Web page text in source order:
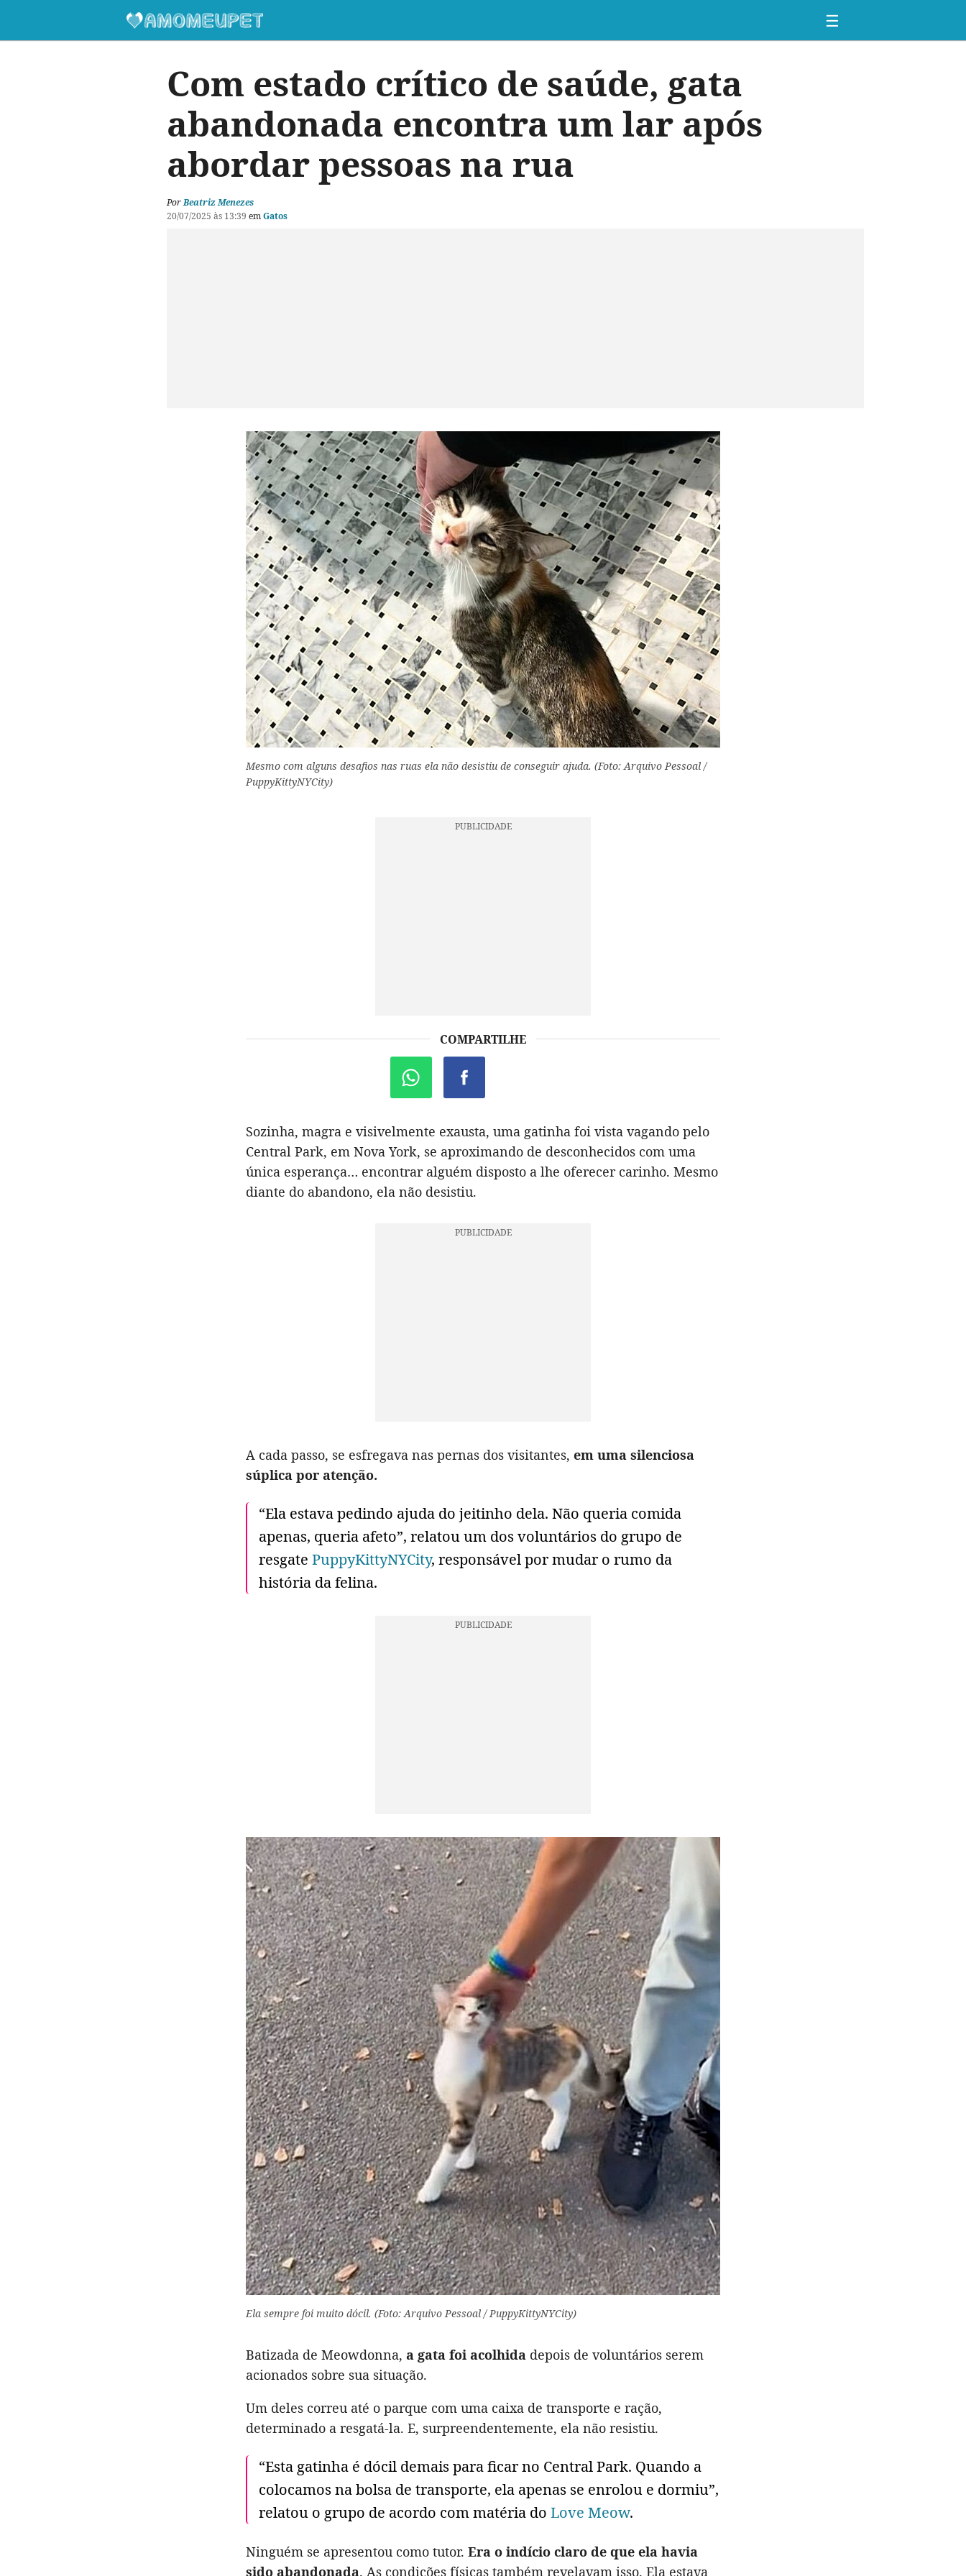
☰
Com estado crítico de saúde, gata
abandonada encontra um lar após
abordar pessoas na rua
PorBeatriz Menezes
20/07/2025 às 13:39 emGatos
Mesmo com alguns desafios nas ruas ela não desistiu de conseguir ajuda. (Foto: Arquivo Pessoal /
PuppyKittyNYCity)
COMPARTILHE
Sozinha, magra e visivelmente exausta, uma gatinha foi vista vagando pelo
Central Park, em Nova York, se aproximando de desconhecidos com uma
única esperança… encontrar alguém disposto a lhe oferecer carinho. Mesmo
diante do abandono, ela não desistiu.
A cada passo, se esfregava nas pernas dos visitantes, em uma silenciosa
súplica por atenção.
“Ela estava pedindo ajuda do jeitinho dela. Não queria comida
apenas, queria afeto”, relatou um dos voluntários do grupo de
resgate PuppyKittyNYCity, responsável por mudar o rumo da
história da felina.
Ela sempre foi muito dócil. (Foto: Arquivo Pessoal / PuppyKittyNYCity)
Batizada de Meowdonna, a gata foi acolhida depois de voluntários serem
acionados sobre sua situação.
Um deles correu até o parque com uma caixa de transporte e ração,
determinado a resgatá-la. E, surpreendentemente, ela não resistiu.
“Esta gatinha é dócil demais para ficar no Central Park. Quando a
colocamos na bolsa de transporte, ela apenas se enrolou e dormiu”,
relatou o grupo de acordo com matéria do Love Meow.
Ninguém se apresentou como tutor. Era o indício claro de que ela havia
sido abandonada. As condições físicas também revelavam isso. Ela estava